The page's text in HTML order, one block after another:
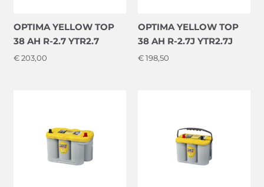
OPTIMA YELLOW TOP
38 AH R-2.7 YTR2.7
€203,00
OPTIMA YELLOW TOP
38 AH R-2.7J YTR2.7J
€198,50